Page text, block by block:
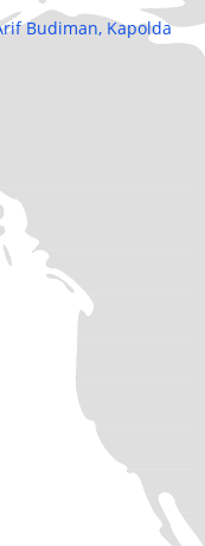
Budiman, Kapolda